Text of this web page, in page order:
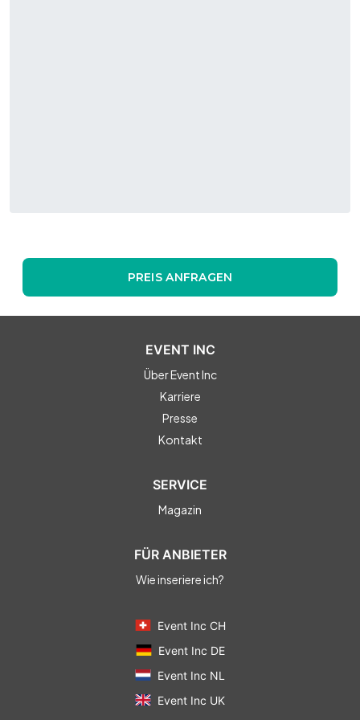
PREIS ANFRAGEN
EVENT INC
Über Event Inc
Karriere
Presse
Kontakt
SERVICE
Magazin
FÜR ANBIETER
Wie inseriere ich?
Event Inc CH
Event Inc DE
Event Inc NL
Event Inc UK